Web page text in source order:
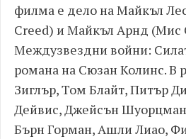
филма е дело на Майкъл
Creed) и Майкъл Арнд (Мис
Междузвездни войни:
романа на Сюзан Колинс. В
Зиглър, Том Блайт, Питър
Дейвис, Джейсън
Бърн Горман, Ашли Лиао,